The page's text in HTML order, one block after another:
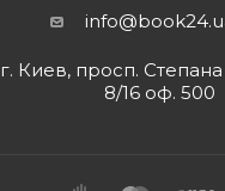
г. Киев, просп.
8/16 оф. 500